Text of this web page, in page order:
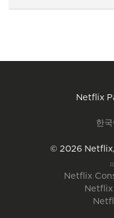
Netflix
한
© 2026
Netflix